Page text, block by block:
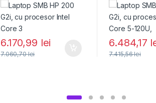
6.170,99 lei
7.060,70lei
6.484,17
7.415,56lei